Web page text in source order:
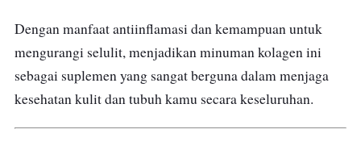
Dengan manfaat antiinflamasi dan kemampuan untuk
mengurangi selulit, menjadikan minuman kolagen ini
sebagai suplemen yang sangat berguna dalam menjaga
kesehatan kulit dan tubuh kamu secara keseluruhan.